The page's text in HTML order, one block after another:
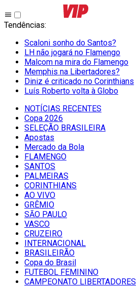
Tendências:
Scaloni sonho do Santos?
LH não jogará no Flamengo
Malcom na mira do Flamengo
Memphis na Libertadores?
Diniz é criticado no Corinthians
Luís Roberto volta à Globo
NOTÍCIAS RECENTES
Copa 2026
SELEÇÃO BRASILEIRA
Apostas
Mercado da Bola
FLAMENGO
SANTOS
PALMEIRAS
CORINTHIANS
AO VIVO
GRÊMIO
SĀO PAULO
VASCO
CRUZEIRO
INTERNACIONAL
BRASILEIRÃO
Copa do Brasil
FUTEBOL FEMININO
CAMPEONATO LIBERTADORES